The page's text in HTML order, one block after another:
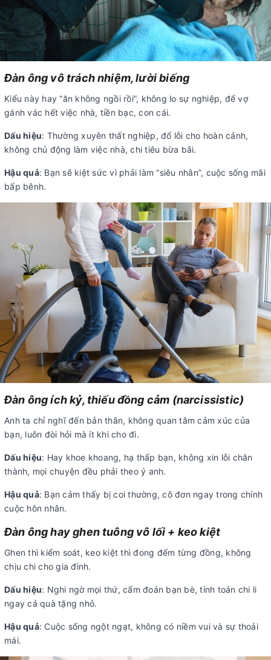
Đàn ông vô trách nhiệm, lười biếng
Kiểu này hay “ăn không ngồi rồi”, không lo sự nghiệp, để vợ
gánh vác hết việc nhà, tiền bạc, con cái.
Dấu hiệu: Thường xuyên thất nghiệp, đổ lỗi cho hoàn cảnh,
không chủ động làm việc nhà, chi tiêu bừa bãi.
Hậu quả: Bạn sẽ kiệt sức vì phải làm “siêu nhân”, cuộc sống mãi
bấp bênh.
Đàn ông ích kỷ, thiếu đồng cảm (narcissistic)
Anh ta chỉ nghĩ đến bản thân, không quan tâm cảm xúc của
bạn, luôn đòi hỏi mà ít khi cho đi.
Dấu hiệu: Hay khoe khoang, hạ thấp bạn, không xin lỗi chân
thành, mọi chuyện đều phải theo ý anh.
Hậu quả: Bạn cảm thấy bị coi thường, cô đơn ngay trong chính
cuộc hôn nhân.
Đàn ông hay ghen tuông vô lối + keo kiệt
Ghen thì kiểm soát, keo kiệt thì đong đếm từng đồng, không
chịu chi cho gia đình.
Dấu hiệu: Nghi ngờ mọi thứ, cấm đoán bạn bè, tính toán chi li
ngay cả quà tặng nhỏ.
Hậu quả: Cuộc sống ngột ngạt, không có niềm vui và sự thoải
mái.